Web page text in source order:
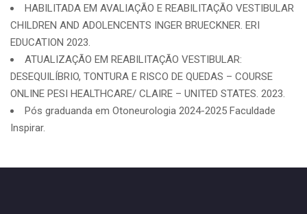
HABILITADA EM AVALIAÇÃO E REABILITAÇÃO VESTIBULAR
CHILDREN AND ADOLENCENTS INGER BRUECKNER. ERI
EDUCATION 2023.
ATUALIZAÇÃO EM REABILITAÇÃO VESTIBULAR:
DESEQUILÍBRIO, TONTURA E RISCO DE QUEDAS – COURSE
ONLINE PESI HEALTHCARE/ CLAIRE – UNITED STATES. 2023.
Pós graduanda em Otoneurologia 2024-2025 Faculdade
Inspirar.